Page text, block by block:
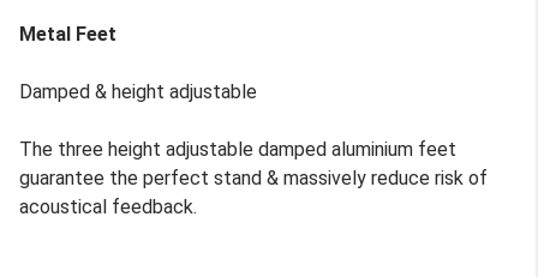
Metal Feet
Damped & height adjustable
The three height adjustable damped aluminium feet
guarantee the perfect stand & massively reduce risk of
acoustical feedback.